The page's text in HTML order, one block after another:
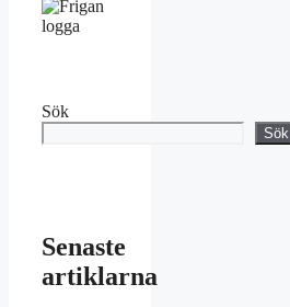
Sök
Sök
Senaste
artiklarna